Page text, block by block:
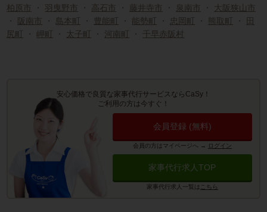
柏原市
・ 羽曳野市 ・ 高石市 ・ 藤井寺市 ・ 泉南市 ・
大阪狭山市
・
阪南市 ・ 島本町 ・ 豊能町 ・ 能勢町 ・ 忠岡町 ・ 熊取町 ・
田
尻町 ・ 岬町 ・ 太子町 ・ 河南町 ・ 千早赤阪村
安心価格で良質な家事代行サービスならCaSy！
ご利用の方は今すぐ！
会員登録 (無料)
会員の方はマイページへ → ログイン
家事代行求人TOP
家事代行求人一覧は こちら